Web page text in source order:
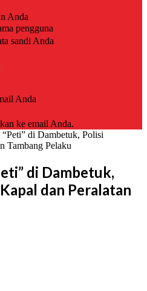
Anda
pengguna
sandi Anda
Anda
ke email Anda.
di Dambetuk, Polisi
Tambang Pelaku
di Dambetuk,
dan Peralatan